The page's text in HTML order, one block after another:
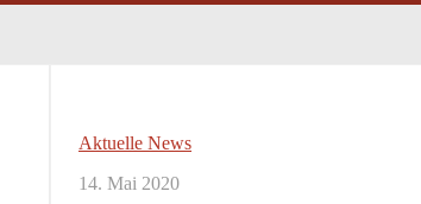
Aktuelle News
14. Mai 2020